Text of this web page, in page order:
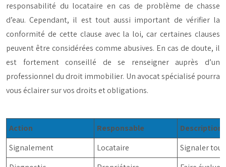
responsabilité du locataire en cas de problème de chasse
d’eau. Cependant, il est tout aussi important de vérifier la
conformité de cette clause avec la loi, car certaines clauses
peuvent être considérées comme abusives. En cas de doute, il
est fortement conseillé de se renseigner auprès d’un
professionnel du droit immobilier. Un avocat spécialisé pourra
vous éclairer sur vos droits et obligations.
Action Responsable
Description
Signalement
Locataire
Signaler